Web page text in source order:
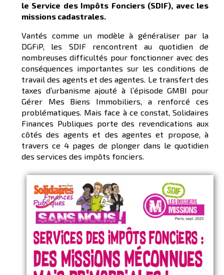
le Service des Impôts Fonciers (SDIF), avec les
missions cadastrales.
Vantés comme un modèle à généraliser par la
DGFiP, les SDIF rencontrent au quotidien de
nombreuses difficultés pour fonctionner avec des
conséquences importantes sur les conditions de
travail des agents et des agentes. Le transfert des
taxes d’urbanisme ajouté à l’épisode GMBI pour
Gérer Mes Biens Immobiliers, a renforcé ces
problématiques. Mais face à ce constat, Solidaires
Finances Publiques porte des revendications aux
côtés des agents et des agentes et propose, à
travers ce 4 pages de plonger dans le quotidien
des services des impôts fonciers.